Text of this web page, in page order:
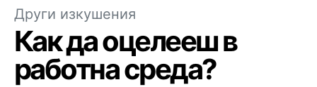
Други изкушения
Как да оцелееш в
работна среда?